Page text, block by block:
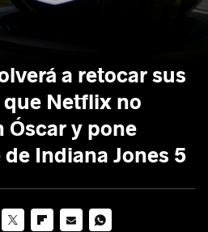
a retocar sus
Netflix no
Óscar y pone
Indiana Jones 5